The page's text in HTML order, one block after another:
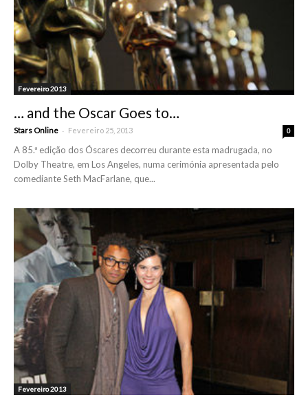
Fevereiro 2013
… and the Oscar Goes to…
Stars Online - Fevereiro 25, 2013 0
A 85.ª edição dos Óscares decorreu durante esta madrugada, no
Dolby Theatre, em Los Angeles, numa cerimónia apresentada pelo
comediante Seth MacFarlane, que...
Fevereiro 2013